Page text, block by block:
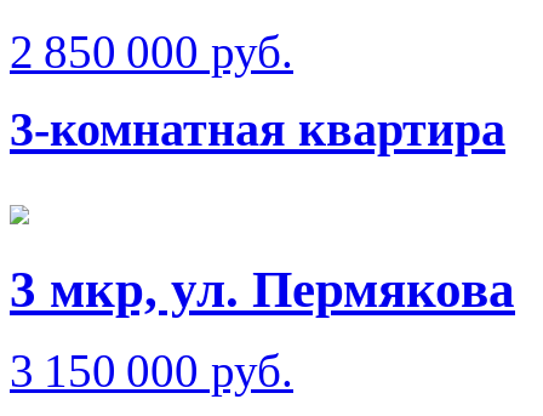
2 850 000 руб.
3-комнатная квартира
3 мкр, ул. Пермякова
3 150 000 руб.